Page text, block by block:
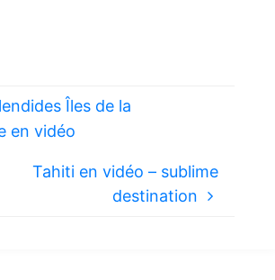
Îles de la
en vidéo
Tahiti en vidéo – sublime
destination